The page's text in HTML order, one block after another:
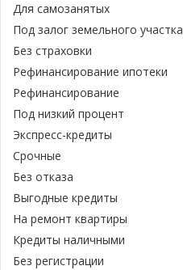
Для самозанятых
Под залог земельного участка
Без страховки
Рефинансирование ипотеки
Рефинансирование
Под низкий процент
Экспресс-кредиты
Срочные
Без отказа
Выгодные кредиты
На ремонт квартиры
Кредиты наличными
Без регистрации